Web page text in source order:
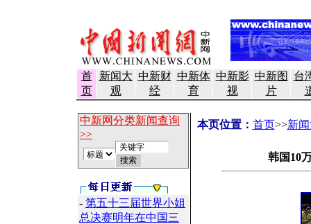
首
页
新闻大
观
中新财
经
中新体
育
中新影
视
中新图
片
台
中新网分类新闻查询
>>
- 第五十三届世界小姐
总决赛明年在中国三
本页位置： 首页>>新
韩国10